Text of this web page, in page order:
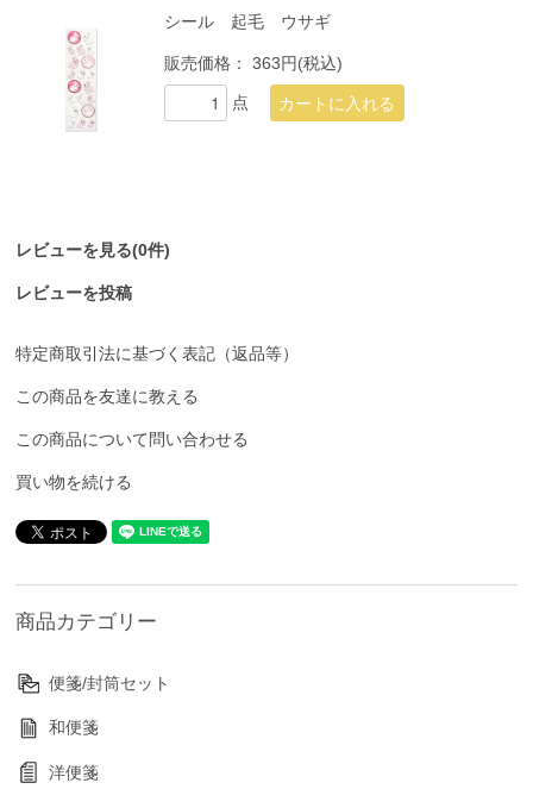
シール 起毛 ウサギ
販売価格：363円(税込)
点
レビューを見る(0件)
レビューを投稿
特定商取引法に基づく表記（返品等）
この商品を友達に教える
この商品について問い合わせる
買い物を続ける
商品カテゴリー
便箋/封筒セット
和便箋
洋便箋